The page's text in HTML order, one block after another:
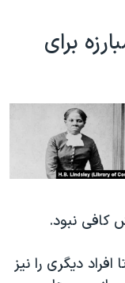
برای
کافی نبود.
دیگری را نیز